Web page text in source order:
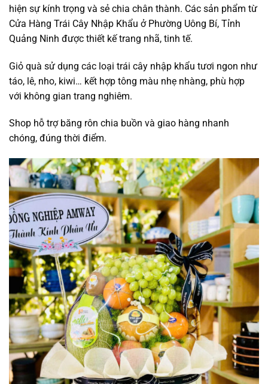
hiện sự kính trọng và sẻ chia chân thành. Các sản phẩm từ
Cửa Hàng Trái Cây Nhập Khẩu ở Phường Uông Bí, Tỉnh
Quảng Ninh được thiết kế trang nhã, tinh tế.
Giỏ quà sử dụng các loại trái cây nhập khẩu tươi ngon như
táo, lê, nho, kiwi… kết hợp tông màu nhẹ nhàng, phù hợp
với không gian trang nghiêm.
Shop hỗ trợ băng rôn chia buồn và giao hàng nhanh
chóng, đúng thời điểm.